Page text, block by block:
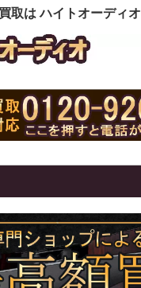
取は ハイトオーディオ